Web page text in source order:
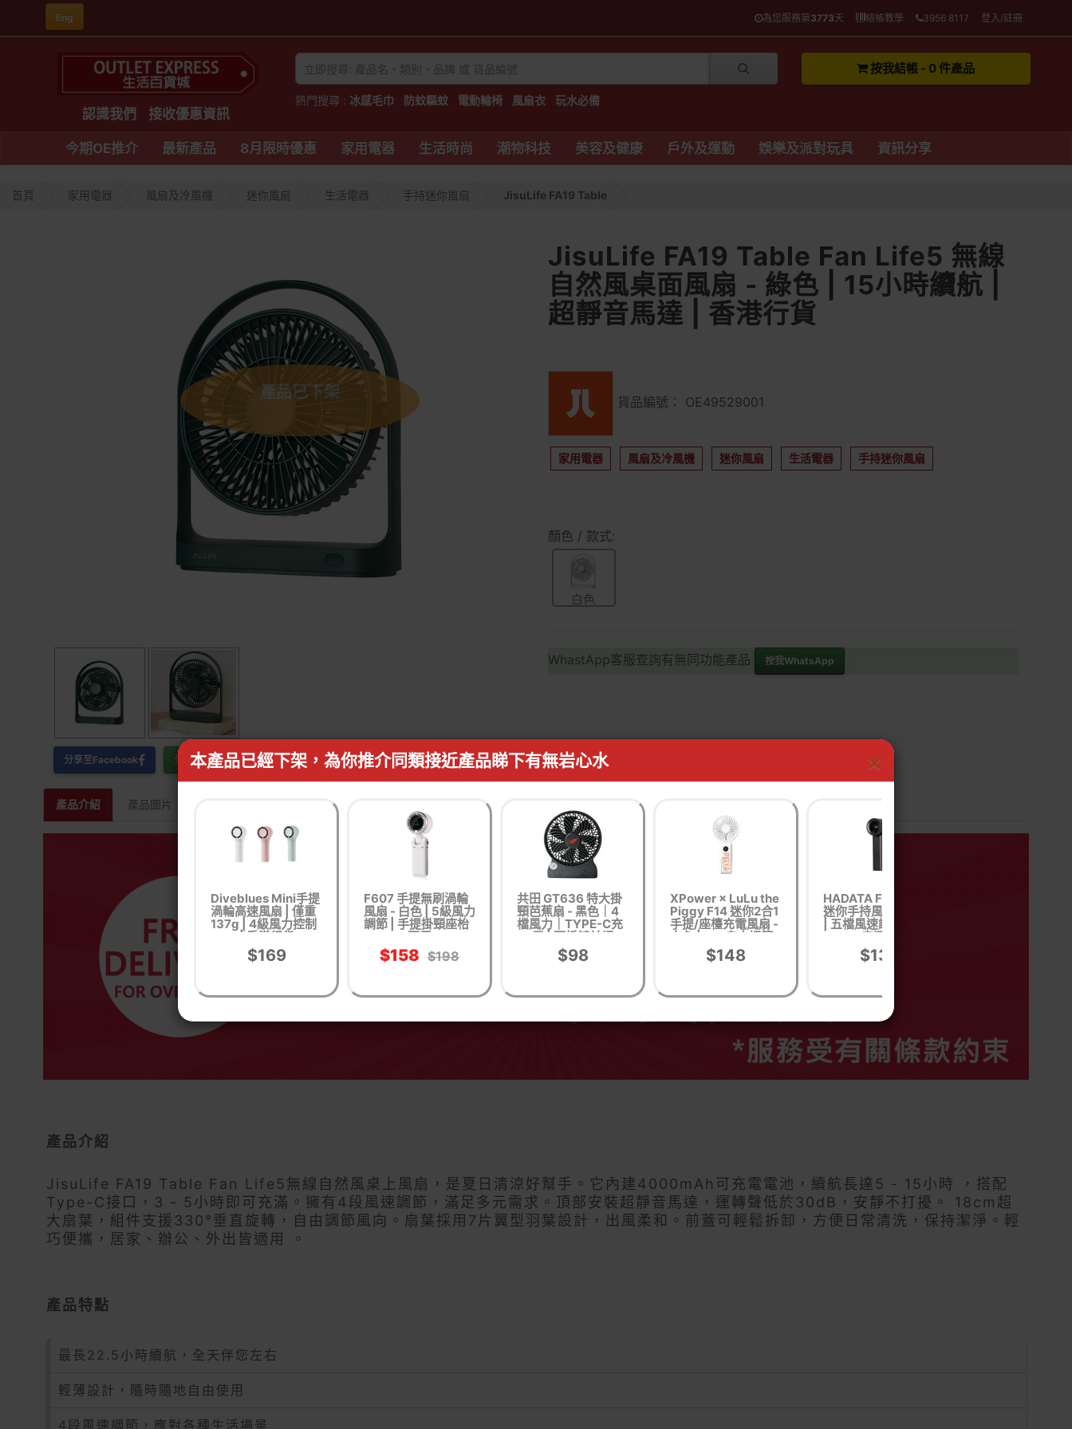
Eng 為您服務第3773天 結帳教學 3956 8117 登入/註冊
認識我們 接收優惠資訊
熱門搜尋 : 冰感毛巾 防蚊驅蚊 電動輪椅 風扇衣 玩水必備
按我結帳 - 0 件產品
今期OE推介 最新產品 8月限時優惠 家用電器 生活時尚 潮物科技 美容及健康 戶外及運動 娛樂及派對玩具 資訊分享
首頁 家用電器 風扇及冷風機 迷你風扇 生活電器 手持迷你風扇 JisuLife FA19 Table
產品已下架
分享至Facebook 分享至WhatsApp
JisuLife FA19 Table Fan Life5 無線
自然風桌面風扇 - 綠色 | 15小時續航 |
超靜音馬達 | 香港行貨
貨品編號： OE49529001
家用電器 風扇及冷風機 迷你風扇 生活電器 手持迷你風扇
顏色 / 款式:
白色
WhastApp客服查詢有無同功能產品 按我WhatsApp
產品介紹 產品圖片
產品介紹
JisuLife FA19 Table Fan Life5無線自然風桌上風扇，是夏日清涼好幫手。它內建4000mAh可充電電池，續航長達5 - 15小時 ，搭配
Type-C接口，3 - 5小時即可充滿。擁有4段風速調節，滿足多元需求。頂部安裝超靜音馬達，運轉聲低於30dB，安靜不打擾。 18cm超
大扇葉，組件支援330°垂直旋轉，自由調節風向。扇葉採用7片翼型羽葉設計，出風柔和。前蓋可輕鬆拆卸，方便日常清洗，保持潔淨。輕
巧便攜，居家、辦公、外出皆適用 。
產品特點
最長22.5小時續航，全天伴您左右
輕薄設計，隨時隨地自由使用
4段風速調節，應對各種生活場景
×
本產品已經下架，為你推介同類接近產品睇下有無岩心水
Diveblues Mini手提
渦輪高速風扇 | 僅重
137g | 4級風力控制
| 香港行貨
$169
F607 手提無刷渦輪
風扇 - 白色 | 5級風力
調節 | 手提掛頸座枱
可用
$158 $198
共田 GT636 特大掛
頸芭蕉扇 - 黑色｜4
檔風力｜TYPE-C充
電 | 可拆卸前網
$98
XPower × LuLu the
Piggy F14 迷你2合1
手提/座檯充電風扇 -
白色 | 90°自由調節
角度 | 香港行貨
$148
HADATA F33 輕巧
迷你手持風扇 - 黑色
| 五檔風速調節 | 輕
音運行
$135